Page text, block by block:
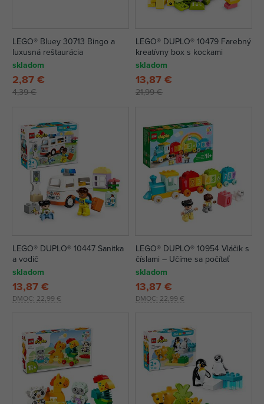
LEGO® Bluey 30713 Bingo a
luxusná reštaurácia
skladom
4,39 €
2,87 €
LEGO® DUPLO® 10479 Farebný
kreatívny box s kockami
skladom
21,99 €
13,87 €
LEGO® DUPLO® 10447 Sanitka
a vodič
skladom
DMOC: 22,99 €
13,87 €
LEGO® DUPLO® 10954 Vláčik s
číslami – Učíme sa počítať
skladom
DMOC: 22,99 €
13,87 €